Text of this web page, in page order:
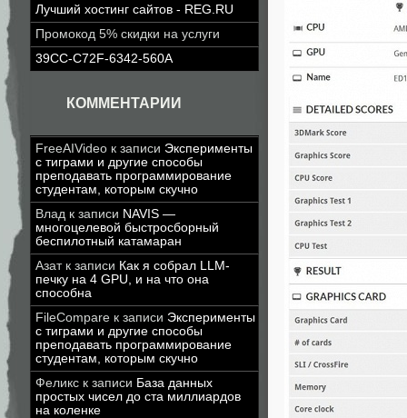
Лучший хостинг сайтов - REG.RU
Промокод 5% скидки на услуги
39CC-C72F-6342-560A
КОММЕНТАРИИ
FreeAIVideo к записи Эксперименты
с тиграми и другие способы
преподавать программирование
студентам, которым скучно
Влад к записи NAVIS —
многоцелевой быстросборный
беспилотный катамаран
Азатк записи Как я собрал LLM-
печку на 4 GPU, и на что она
способна
FileCompare к записи Эксперименты
с тиграми и другие способы
преподавать программирование
студентам, которым скучно
Феликс к записи База данных
простых чисел до ста миллиардов
на коленке